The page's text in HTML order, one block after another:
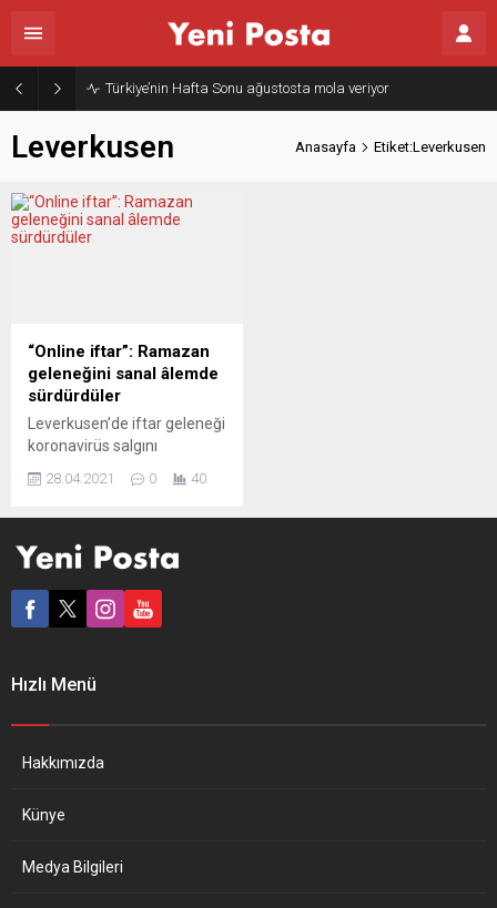
Türkiye’nin Hafta Sonu ağustosta mola veriyor
Leverkusen Anasayfa Etiket:Leverkusen
“Online iftar”: Ramazan
geleneğini sanal âlemde
sürdürdüler
Leverkusen’de iftar geleneği
koronavirüs salgını
üzerinden çevrimiçi (online)
araya gelemeyen Diyanet
(DİTİB) bağlı Leverkusen
Mimar Sinan Camii
Sinan Camii eğitim ve proje
sofrası, çocuklar evlerinden
28.04.2021 0 40
Hızlı Menü
Hakkımızda
Künye
Medya Bilgileri